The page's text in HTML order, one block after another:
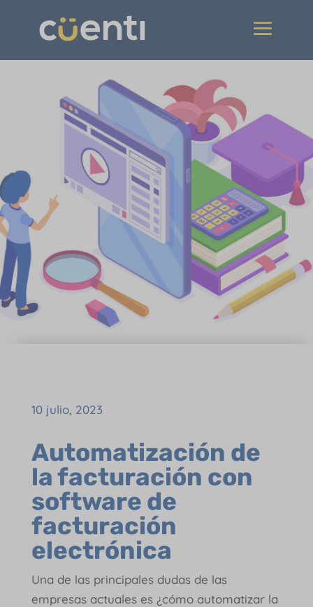
10 julio, 2023
Automatización de
la facturación con
software de
facturación
electrónica
Una de las principales dudas de las
empresas actuales es ¿cómo automatizar la